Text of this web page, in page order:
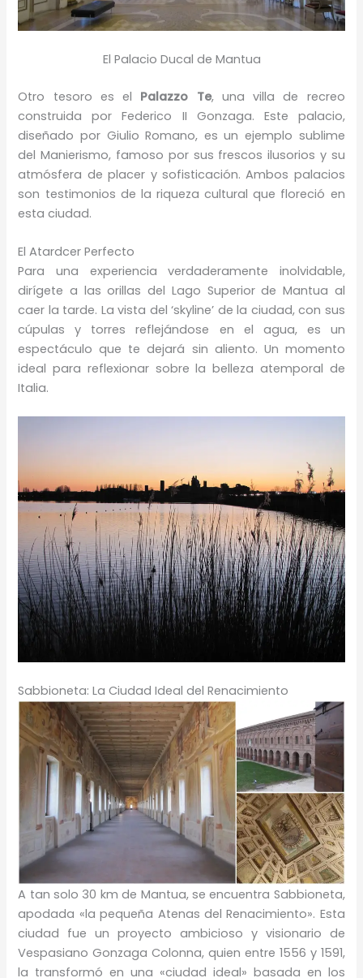
El Palacio Ducal de Mantua
Otro tesoro es el Palazzo Te, una villa de recreo
construida por Federico II Gonzaga. Este palacio,
diseñado por Giulio Romano, es un ejemplo sublime
del Manierismo, famoso por sus frescos ilusorios y su
atmósfera de placer y sofisticación. Ambos palacios
son testimonios de la riqueza cultural que floreció en
esta ciudad.
El Atardcer Perfecto
Para una experiencia verdaderamente inolvidable,
dirígete a las orillas del Lago Superior de Mantua al
caer la tarde. La vista del ‘skyline’ de la ciudad, con sus
cúpulas y torres reflejándose en el agua, es un
espectáculo que te dejará sin aliento. Un momento
ideal para reflexionar sobre la belleza atemporal de
Italia.
Sabbioneta: La Ciudad Ideal del Renacimiento
A tan solo 30 km de Mantua, se encuentra Sabbioneta,
apodada «la pequeña Atenas del Renacimiento». Esta
ciudad fue un proyecto ambicioso y visionario de
Vespasiano Gonzaga Colonna, quien entre 1556 y 1591,
la transformó en una «ciudad ideal» basada en los